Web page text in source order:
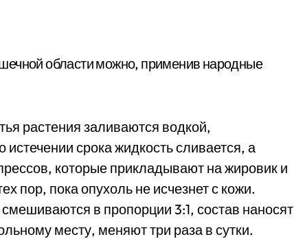
области можно, применив народные
растения заливаются водкой,
срока жидкость сливается, а
которые прикладывают на жировик и
пор, пока опухоль не исчезнет с кожи.
в пропорции 3:1, состав наносят
месту, меняют три раза в сутки.